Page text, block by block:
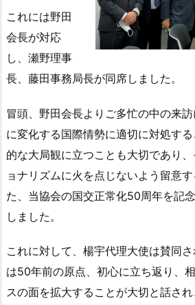
これには野田
会長が対応
し、瀬野理事
長、藤田事務局長が同席しました。
冒頭、野田会長よりご多忙の中の来
に変化する国際情勢に適切に対処す
的な大局観に立つことも大切であり
ョナリズムに火を点じないよう留意
た、当協会の国交正常化50周年を記
しました。
これに対して、楊宇代理大使は賛同
は50年前の原点、初心に立ち返り、
スの面を拡大することが大切と話さ